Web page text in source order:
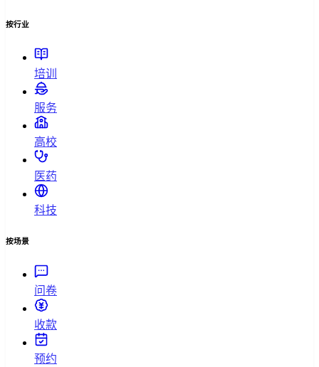
按行业
培训
服务
高校
医药
科技
按场景
问卷
收款
预约